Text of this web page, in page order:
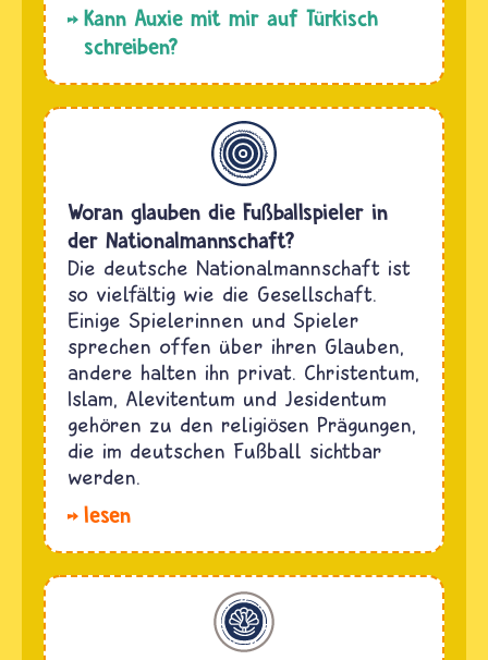
Kann Auxie mit mir auf Türkisch
schreiben?
Allgemein
Woran glauben die Fußballspieler in
der Nationalmannschaft?
Die deutsche Nationalmannschaft ist
so vielfältig wie die Gesellschaft.
Einige Spielerinnen und Spieler
sprechen offen über ihren Glauben,
andere halten ihn privat. Christentum,
Islam, Alevitentum und Jesidentum
gehören zu den religiösen Prägungen,
die im deutschen Fußball sichtbar
werden.
lesen
Jesidentum